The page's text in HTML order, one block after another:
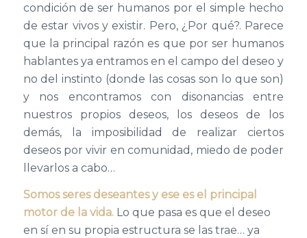
condición de ser humanos por el simple hecho
de estar vivos y existir. Pero, ¿Por qué?. Parece
que la principal razón es que por ser humanos
hablantes ya entramos en el campo del deseo y
no del instinto (donde las cosas son lo que son)
y nos encontramos con disonancias entre
nuestros propios deseos, los deseos de los
demás, la imposibilidad de realizar ciertos
deseos por vivir en comunidad, miedo de poder
llevarlos a cabo…
Somos seres deseantes y ese es el principal
motor de la vida. Lo que pasa es que el deseo
en sí en su propia estructura se las trae… ya